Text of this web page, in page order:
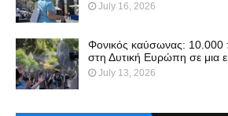
July 16, 2026
Φονικός καύσωνας: 10.000
στη Δυτική Ευρώπη σε μια
July 13, 2026